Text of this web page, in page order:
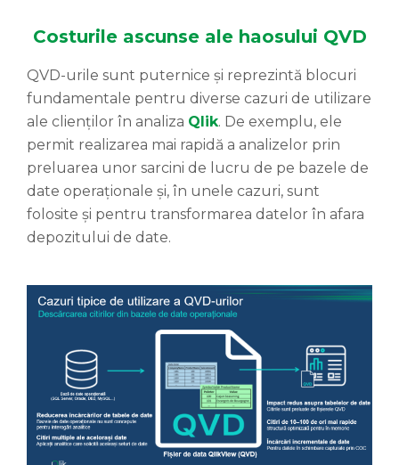
Costurile ascunse ale haosului QVD
QVD-urile sunt puternice și reprezintă blocuri
fundamentale pentru diverse cazuri de utilizare
ale clienților în analiza Qlik. De exemplu, ele
permit realizarea mai rapidă a analizelor prin
preluarea unor sarcini de lucru de pe bazele de
date operaționale și, în unele cazuri, sunt
folosite și pentru transformarea datelor în afara
depozitului de date.